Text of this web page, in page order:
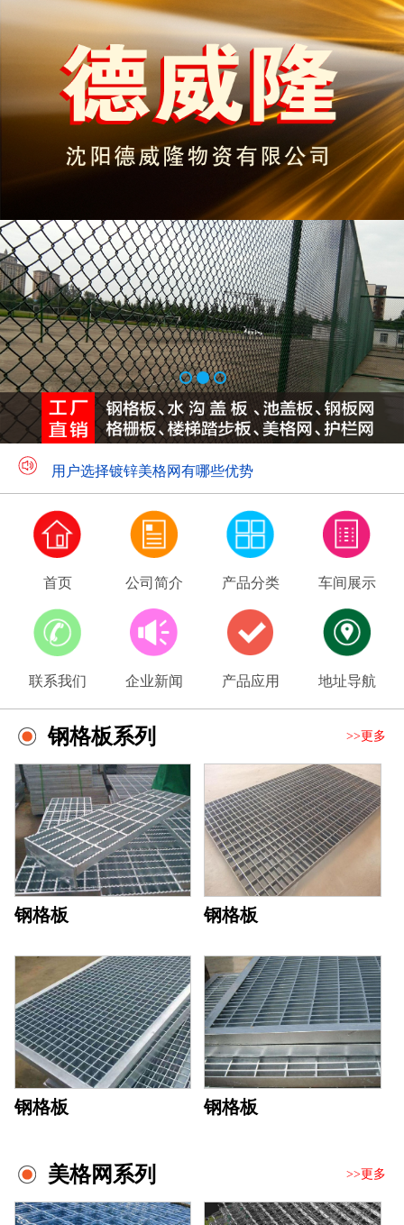
美格网介绍
用户选择镀锌美格网有哪些优势
首页 公司简介 产品分类 车间展示
联系我们 企业新闻 产品应用 地址导航
钢格板系列 >>更多
钢格板 钢格板
钢格板 钢格板
美格网系列 >>更多